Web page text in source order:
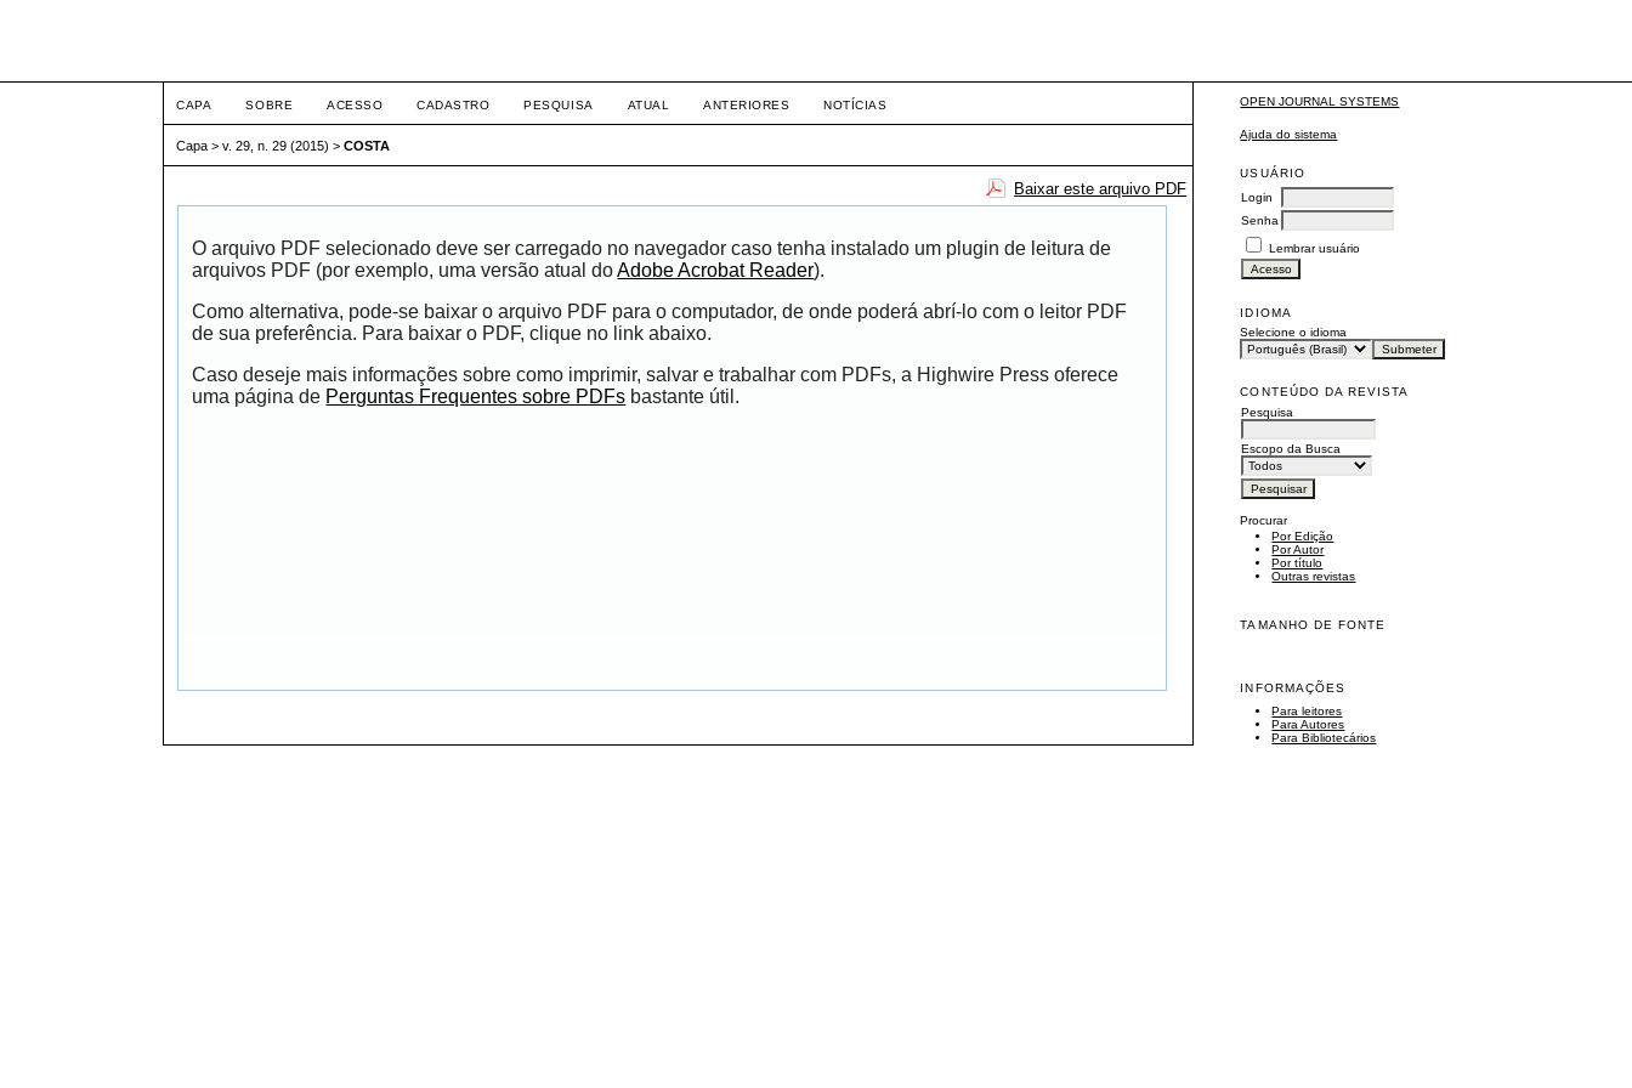
OPEN JOURNAL SYSTEMS
Ajuda do sistema
USUÁRIO
Login
Senha
Lembrar usuário
IDIOMA
Selecione o idioma
CONTEÚDO DA REVISTA
Pesquisa
Escopo da Busca
Procurar
Por Edição
Por Autor
Por título
Outras revistas
TAMANHO DE FONTE
INFORMAÇÕES
Para leitores
Para Autores
Para Bibliotecários
CAPA SOBRE ACESSO CADASTRO PESQUISA ATUAL ANTERIORES NOTÍCIAS
Capa >v. 29, n. 29 (2015) >COSTA
Baixar este arquivo PDF
O arquivo PDF selecionado deve ser carregado no navegador caso tenha instalado um plugin de leitura de
arquivos PDF (por exemplo, uma versão atual doAdobe Acrobat Reader).
Como alternativa, pode-se baixar o arquivo PDF para o computador, de onde poderá abrí-lo com o leitor PDF
de sua preferência. Para baixar o PDF, clique no link abaixo.
Caso deseje mais informações sobre como imprimir, salvar e trabalhar com PDFs, a Highwire Press oferece
uma página de Perguntas Frequentes sobre PDFs bastante útil.